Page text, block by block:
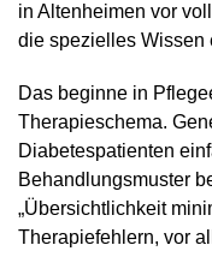
in Altenheimen vor
die spezielles Wissen
Das beginne in
Therapieschema.
Diabetespatienten
Behandlungsmuster
„Übersichtlichkeit
Therapiefehlern, vor